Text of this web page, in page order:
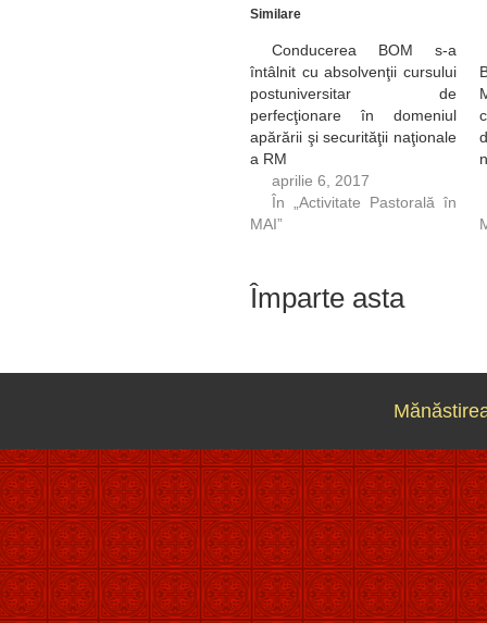
Similare
Conducerea BOM s-a
întâlnit cu absolvenţii cursului
postuniversitar de
perfecţionare în domeniul
apărării şi securităţii naţionale
a RM
aprilie 6, 2017
În „Activitate Pastorală în
MAI”
Împarte asta